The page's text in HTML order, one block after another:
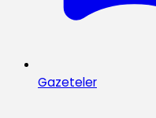
Gazeteler